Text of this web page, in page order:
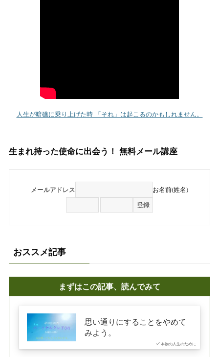
人生が暗礁に乗り上げた時 「それ」は起こるのかもしれません。
生まれ持った使命に出会う！ 無料メール講座
メールアドレス お名前(姓名)
おススメ記事
まずはこの記事、読んでみて
本物の人生のために
思い通りにすることをやめて
みよう。